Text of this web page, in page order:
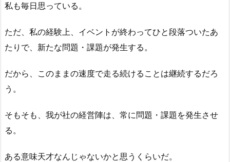
私も毎日思っている。
ただ、私の経験上、イベントが終わってひと段落ついたあ
たりで、新たな問題・課題が発生する。
だから、このままの速度で走る続けることは継続するだろ
う。
そもそも、我が社の経営陣は、常に問題・課題を発生させ
る。
ある意味天才なんじゃないかと思うくらいだ。